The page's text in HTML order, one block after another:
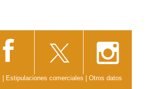
Estipulaciones comerciales Otros datos